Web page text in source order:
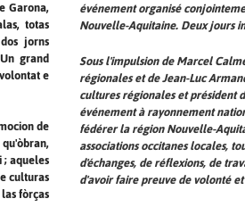
Garona,
totas
jorns
grand
e
de
; aqueles
culturas
fòrças
événement organisé
Nouvelle-Aquitaine. Deux jours
Sous l'impulsion de Marcel
régionales et de Jean-Luc
cultures régionales et président
événement à rayonnement
fédérer la région Nouvelle-
associations occitanes locales,
d'échanges, de réflexions, de
d'avoir faire preuve de volonté